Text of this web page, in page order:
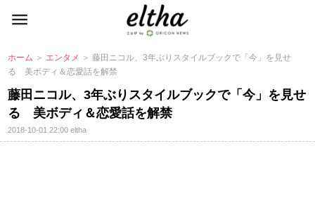
ホーム ＞ エンタメ ＞ 藤田ニコル、3年ぶりスタイルブックで「今」を見せ
る 美ボディ＆恋愛話を解禁
藤田ニコル、3年ぶりスタイルブックで「今」を見せ
る 美ボディ＆恋愛話を解禁
2018-10-01 22:00eltha